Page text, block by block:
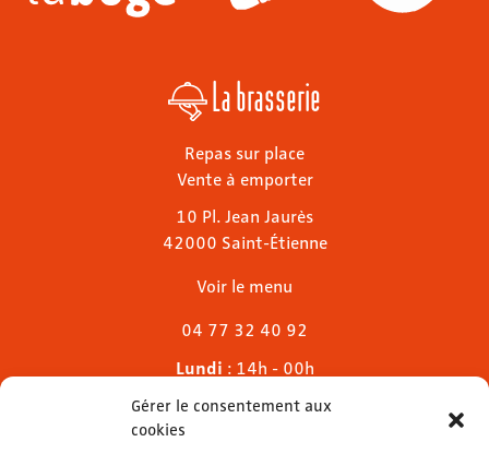
Gérer le consentement aux
cookies
La brasserie
Repas sur place
Vente à emporter
10 Pl. Jean Jaurès
42000 Saint-Étienne
Voir le menu
04 77 32 40 92
Lundi : 14h - 00h
Mardi & mercredi
Jeudi